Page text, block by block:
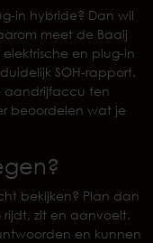
in hybride? Dan wil
meet de Baaij
en plug-in
SOH-rapport.
aandrijfaccu ten
beoordelen wat je
bekijken? Plan dan
zit en aanvoelt.
en kunnen